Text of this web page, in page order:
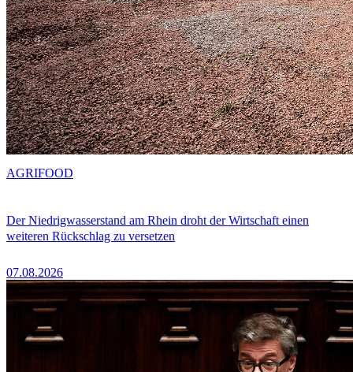
Der Niedrigwasserstand am Rhein droht der Wirtschaft einen
weiteren Rückschlag zu versetzen
07.08.2026
AGRIFOOD